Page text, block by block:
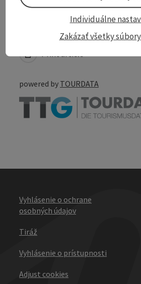
Print article
powered by TOURDATA
Vyhlásenie o ochrane
osobných údajov
Tiráž
Vyhlásenie o prístupnosti
Adjust cookies
Zakázať všetky
Individuálne